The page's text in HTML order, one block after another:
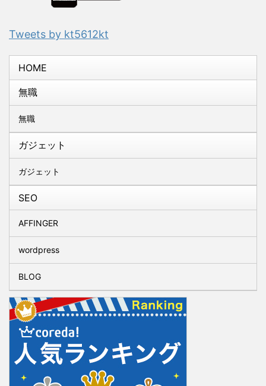
Tweets by kt5612kt
HOME
無職
無職
ガジェット
ガジェット
SEO
AFFINGER
wordpress
BLOG